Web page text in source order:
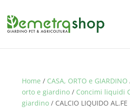
Home / CASA, ORTO e GIARDINO
orto e giardino/ Concimi liquidi
giardino/ CALCIO LIQUIDO AL.FE